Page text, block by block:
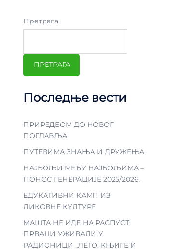
Претрага
ПРЕТРАГА
Последње вести
ПРИРЕДБОМ ДО НОВОГ
ПОГЛАВЉА
ПУТЕВИМА ЗНАЊА И ДРУЖЕЊА
НАЈБОЉИ МЕЂУ НАЈБОЉИМА –
ПОНОС ГЕНЕРАЦИЈЕ 2025/2026.
ЕДУКАТИВНИ КАМП ИЗ
ЛИКОВНЕ КУЛТУРЕ
МАШТА НЕ ИДЕ НА РАСПУСТ:
ПРВАЦИ УЖИВАЛИ У
РАДИОНИЦИ „ЛЕТО, КЊИГЕ И